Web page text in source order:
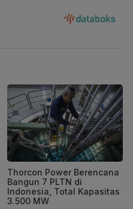
Thorcon Power Berencana
Bangun 7 PLTN di
Indonesia, Total Kapasitas
3.500 MW